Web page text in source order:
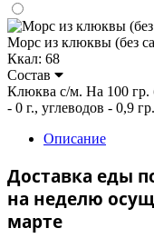
Морс из клюквы (без
Ккал: 68
Состав
Клюква с/м. На 100 гр.
- 0 г., углеводов - 0,9
Описание
Доставка еды
на неделю
марте